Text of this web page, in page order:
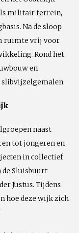
militair terrein,
Na de sloop
ruimte vrij voor
Rond het
en
slibvijzelgemalen.
naast
tot jongeren en
in collectief
de Sluisbuurt
Justus. Tijdens
hoe deze wijk zich